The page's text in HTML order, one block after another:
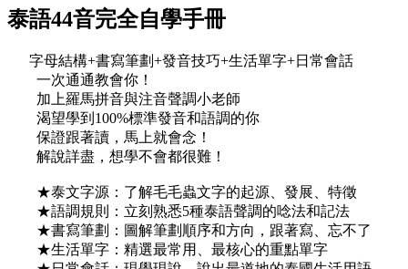
泰語44音完全自學手冊
字母結構+書寫筆劃+發音技巧+生活單字+日常會話
一次通通教會你！
加上羅馬拼音與注音聲調小老師
渴望學到100%標準發音和語調的你
保證跟著讀，馬上就會念！
解說詳盡，想學不會都很難！
★泰文字源：了解毛毛蟲文字的起源、發展、特徵
★語調規則：立刻熟悉5種泰語聲調的唸法和記法
★書寫筆劃：圖解筆劃順序和方向，跟著寫、忘不了
★生活單字：精選最常用、最核心的重點單字